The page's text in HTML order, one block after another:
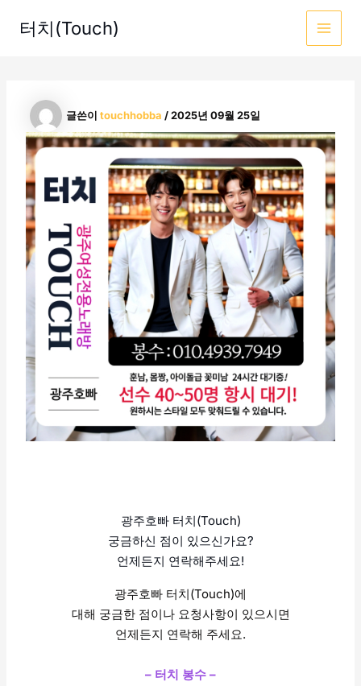
터치(Touch)
글쓴이touchhobba /2025년 09월 25일
광주호빠 터치(Touch)
궁금하신 점이 있으신가요?
언제든지 연락해주세요!
광주호빠 터치(Touch)에
대해 궁금한 점이나 요청사항이 있으시면
언제든지 연락해 주세요.
– 터치 봉수 –